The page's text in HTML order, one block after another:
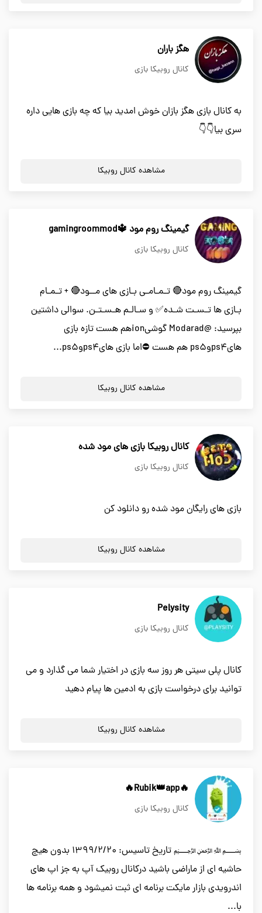
هگز باران
کانال روبیکا بازی
به کانال بازی هگز بازان خوش امدید بیا که چه بازی هایی داره
سری بیا👇👇
مشاهده کانال روبیکا
گیمینگ روم مود 🔱gamingroommod
کانال روبیکا بازی
گیمینگ روم مود🔴 تـمـامـی بـازی های مــود🔴 + تـمـام
بـازی ها تـسـت شـده✅ و سـالـم هـسـتـن. سوالی داشتین
بپرسید: @Modarad گوشیionهم هست تازه بازی
هایps4وps5 هم هست ⛔اما بازی هایps4وps5...
مشاهده کانال روبیکا
کانال روبیکا بازی های مود شده
کانال روبیکا بازی
بازی های رایگان مود شده رو دانلود کن
مشاهده کانال روبیکا
Pelysity
کانال روبیکا بازی
کانال پلی سیتی هر روز سه بازی در اختیار شما می گذارد و می
توانید برای درخواست بازی به ادمین ها پیام دهید
مشاهده کانال روبیکا
🔥Rubik👑app🔥
کانال روبیکا بازی
﷽ تاریخ تاسیس: ۱۳۹۹/۲/۲۰ بدون هیچ
حاشیه ای از ماراضی باشید درکانال روبیک آپ به جز اپ های
اندرویدی بازار مایکت برنامه ای ثبت نمیشود و همه برنامه ها
با...